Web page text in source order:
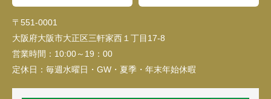
〒551-0001
大阪府大阪市大正区三軒家西１丁目17-8
営業時間： 10:00～19：00
定休日： 毎週水曜日・GW・夏季・年末年始休暇